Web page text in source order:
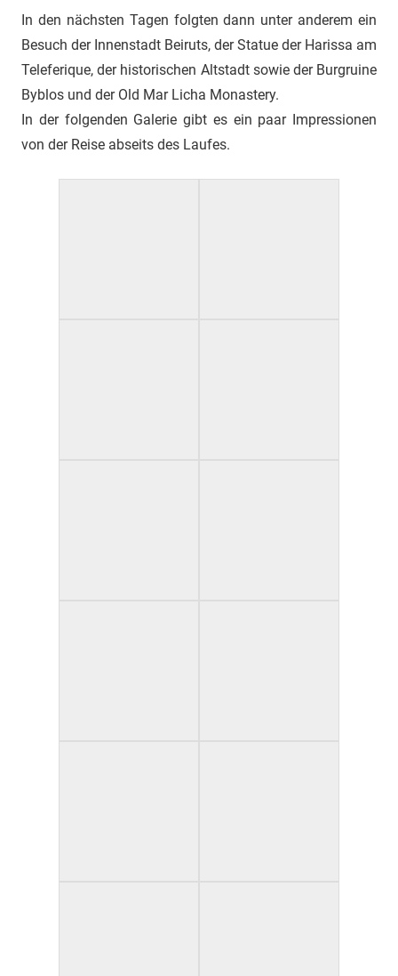
In den nächsten Tagen folgten dann unter anderem ein
Besuch der Innenstadt Beiruts, der Statue der Harissa am
Teleferique, der historischen Altstadt sowie der Burgruine
Byblos und der Old Mar Licha Monastery.
In der folgenden Galerie gibt es ein paar Impressionen
von der Reise abseits des Laufes.